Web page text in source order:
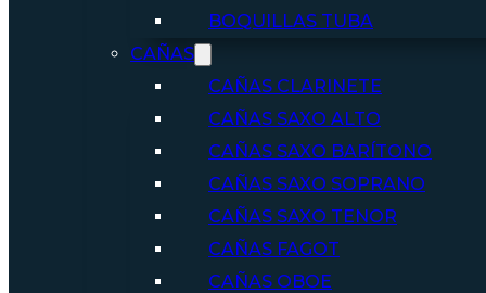
BOQUILLAS TUBA
CAÑAS
CAÑAS CLARINETE
CAÑAS SAXO ALTO
CAÑAS SAXO BARÍTONO
CAÑAS SAXO SOPRANO
CAÑAS SAXO TENOR
CAÑAS FAGOT
CAÑAS OBOE